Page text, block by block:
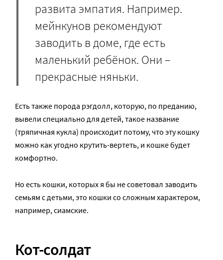
развита эмпатия. Например.
мейнкунов рекомендуют
заводить в доме, где есть
маленький ребёнок. Они –
прекрасные няньки.
Есть также порода рэгдолл, которую, по преданию,
вывели специально для детей, такое название
(тряпичная кукла) происходит потому, что эту кошку
можно как угодно крутить-вертеть, и кошке будет
комфортно.
Но есть кошки, которых я бы не советовал заводить
семьям с детьми, это кошки со сложным характером,
например, сиамские.
Кот-солдат